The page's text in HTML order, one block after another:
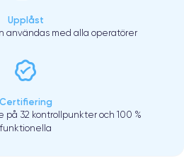
Upplåst
användas med alla operatörer
Certifiering
på 32 kontrollpunkter och 100 %
funktionella